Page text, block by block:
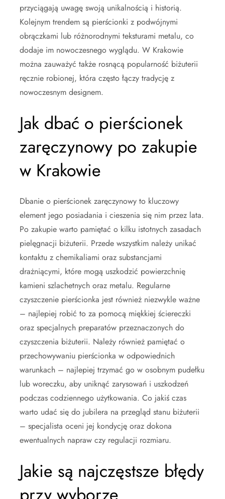
przyciągają uwagę swoją unikalnością i historią.
Kolejnym trendem są pierścionki z podwójnymi
obrączkami lub różnorodnymi teksturami metalu, co
dodaje im nowoczesnego wyglądu. W Krakowie
można zauważyć także rosnącą popularność biżuterii
ręcznie robionej, która często łączy tradycję z
nowoczesnym designem.
Jak dbać o pierścionek
zaręczynowy po zakupie
w Krakowie
Dbanie o pierścionek zaręczynowy to kluczowy
element jego posiadania i cieszenia się nim przez lata.
Po zakupie warto pamiętać o kilku istotnych zasadach
pielęgnacji biżuterii. Przede wszystkim należy unikać
kontaktu z chemikaliami oraz substancjami
drażniącymi, które mogą uszkodzić powierzchnię
kamieni szlachetnych oraz metalu. Regularne
czyszczenie pierścionka jest również niezwykle ważne
– najlepiej robić to za pomocą miękkiej ściereczki
oraz specjalnych preparatów przeznaczonych do
czyszczenia biżuterii. Należy również pamiętać o
przechowywaniu pierścionka w odpowiednich
warunkach – najlepiej trzymać go w osobnym pudełku
lub woreczku, aby uniknąć zarysowań i uszkodzeń
podczas codziennego użytkowania. Co jakiś czas
warto udać się do jubilera na przegląd stanu biżuterii
– specjalista oceni jej kondycję oraz dokona
ewentualnych napraw czy regulacji rozmiaru.
Jakie są najczęstsze błędy